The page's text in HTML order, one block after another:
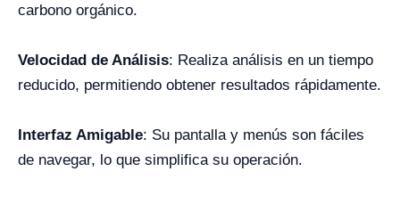
carbono orgánico.
Velocidad de Análisis: Realiza análisis en un tiempo
reducido, permitiendo obtener resultados rápidamente.
Interfaz Amigable: Su pantalla y menús son fáciles
de navegar, lo que simplifica su operación.